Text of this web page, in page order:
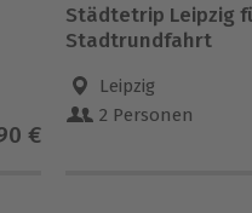
€
Städtetrip Leipzig
Stadtrundfahrt
Leipzig
2 Personen